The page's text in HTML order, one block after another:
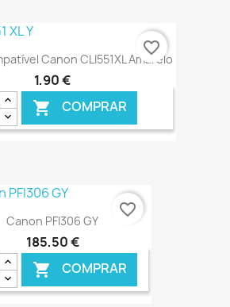
Canon CLI551XL Amarelo
1,90 €
 COMPRAR
€ ONLINE
favorite_border
Canon PFI306 GY
185,50 €
 COMPRAR
favorite_border